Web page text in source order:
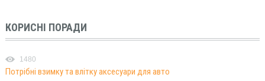
КОРИСНІ ПОРАДИ
1480
Потрібні взимку та влітку аксесуари для авто